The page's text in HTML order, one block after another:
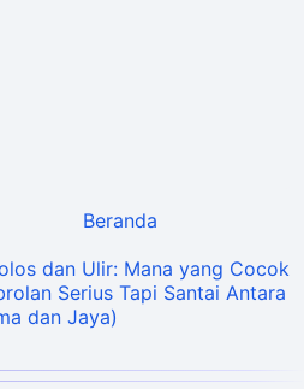
dan Ulir: Mana yang Cocok
Serius Tapi Santai Antara
dan Jaya)
Beranda